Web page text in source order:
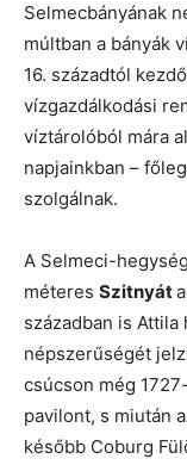
Selmecbányának
múltban a bányák
16. századtól
vízgazdálkodási
víztárolóból mára
napjainkban –
szolgálnak.
A Selmeci-
méteres Szitnyát
században is
népszerűségét
csúcson még
pavilont, s miután
később Coburg